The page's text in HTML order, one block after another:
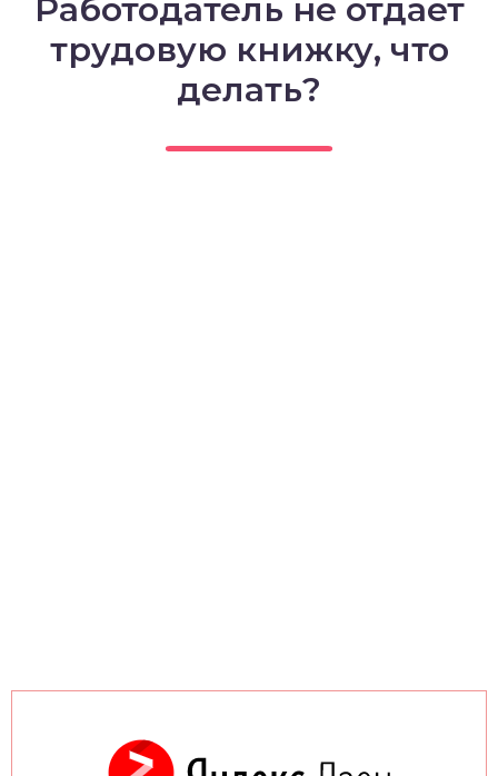
Работодатель не отдает
трудовую книжку, что
делать?